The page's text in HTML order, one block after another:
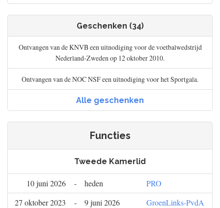
Geschenken (34)
Ontvangen van de KNVB een uitnodiging voor de voetbalwedstrijd
Nederland-Zweden op 12 oktober 2010.
Ontvangen van de NOC NSF een uitnodiging voor het Sportgala.
Alle geschenken
Functies
Tweede Kamerlid
10 juni 2026 - heden
PRO
27 oktober 2023
- 9 juni 2026
GroenLinks-PvdA